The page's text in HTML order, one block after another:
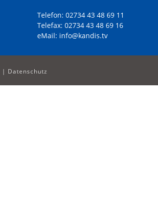
Telefon: 02734 43 48 69 11
Telefax: 02734 43 48 69 16
eMail: info@kandis.tv
| Datenschutz